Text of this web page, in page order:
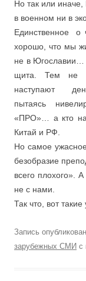
Но так или
в военном ни в
Единственное о
хорошо, что мы
не в Югославии…
щита. Тем не
наступают
пытаясь
«ПРО»… а кто
Китай и РФ.
Но самое
безобразие
всего плохого».
не с нами.
Так что, вот
Запись
зарубежных СМИ с